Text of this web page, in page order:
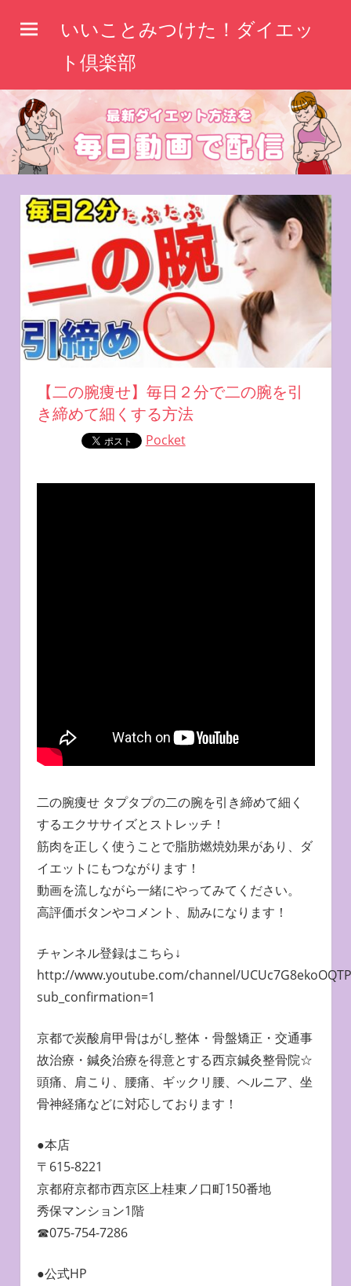
ス
キ
いいことみつけた！ダイエッ
ト倶楽部
【二の腕痩せ】毎日２分で二の腕を引
き締めて細くする方法
Pocket
二の腕痩せ タプタプの二の腕を引き締めて細く
するエクササイズとストレッチ！
筋肉を正しく使うことで脂肪燃焼効果があり、ダ
イエットにもつながります！
動画を流しながら一緒にやってみてください。
高評価ボタンやコメント、励みになります！
チャンネル登録はこちら↓
http://www.youtube.com/channel/
sub_confirmation=1
京都で炭酸肩甲骨はがし整体・骨盤矯正・交通事
故治療・鍼灸治療を得意とする西京鍼灸整骨院☆
頭痛、肩こり、腰痛、ギックリ腰、ヘルニア、坐
骨神経痛などに対応しております！
●本店
〒615-8221
京都府京都市西京区上桂東ノ口町150番地
秀保マンション1階
☎︎075-754-7286
●公式HP